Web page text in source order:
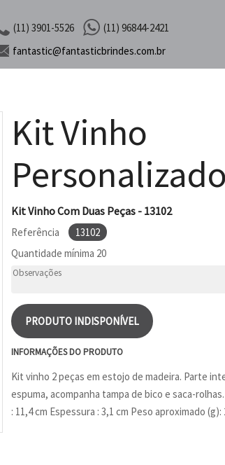
(11) 3901-5526
(11) 96844-2421
fantastic@fantasticbrindes.com.br
Kit Vinho
Personalizado
Kit Vinho Com Duas Peças - 13102
Referência
13102
Quantidade mínima 20
PRODUTO INDISPONÍVEL
INFORMAÇÕES DO PRODUTO
Kit vinho 2 peças em estojo de madeira. Parte
espuma, acompanha tampa de bico e saca-
: 11,4 cm Espessura : 3,1 cm Peso aproximado (g):